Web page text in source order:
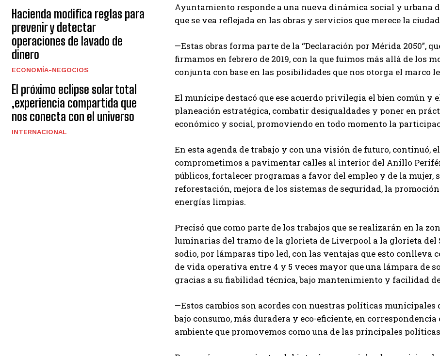
Hacienda modifica reglas para
prevenir y detectar
operaciones de lavado de
dinero
ECONOMÍA-NEGOCIOS
El próximo eclipse solar total
,experiencia compartida que
nos conecta con el universo
INTERNACIONAL
Ayuntamiento responde a una nueva dinámica social y urbana
que se vea reflejada en las obras y servicios que merece la
—Estas obras forma parte de la “Declaración por Mérida 2050”,
firmamos en febrero de 2019, con la que fuimos más allá de los
conjunta con base en las posibilidades que nos otorga el marco
El munícipe destacó que ese acuerdo privilegia el bien común
planeación estratégica, combatir desigualdades y poner en
económico y social, promoviendo en todo momento la
En esta agenda de trabajo y con una visión de futuro, continuó,
comprometimos a pavimentar calles al interior del Anillo
públicos, fortalecer programas a favor del empleo y de la
reforestación, mejora de los sistemas de seguridad, la
energías limpias.
Precisó que como parte de los trabajos que se realizarán en la
luminarias del tramo de la glorieta de Liverpool a la glorieta del
sodio, por lámparas tipo led, con las ventajas que esto conlleva
de vida operativa entre 4 y 5 veces mayor que una lámpara de
gracias a su fiabilidad técnica, bajo mantenimiento y facilidad
—Estos cambios son acordes con nuestras políticas
bajo consumo, más duradera y eco-eficiente, en
ambiente que promovemos como una de las principales